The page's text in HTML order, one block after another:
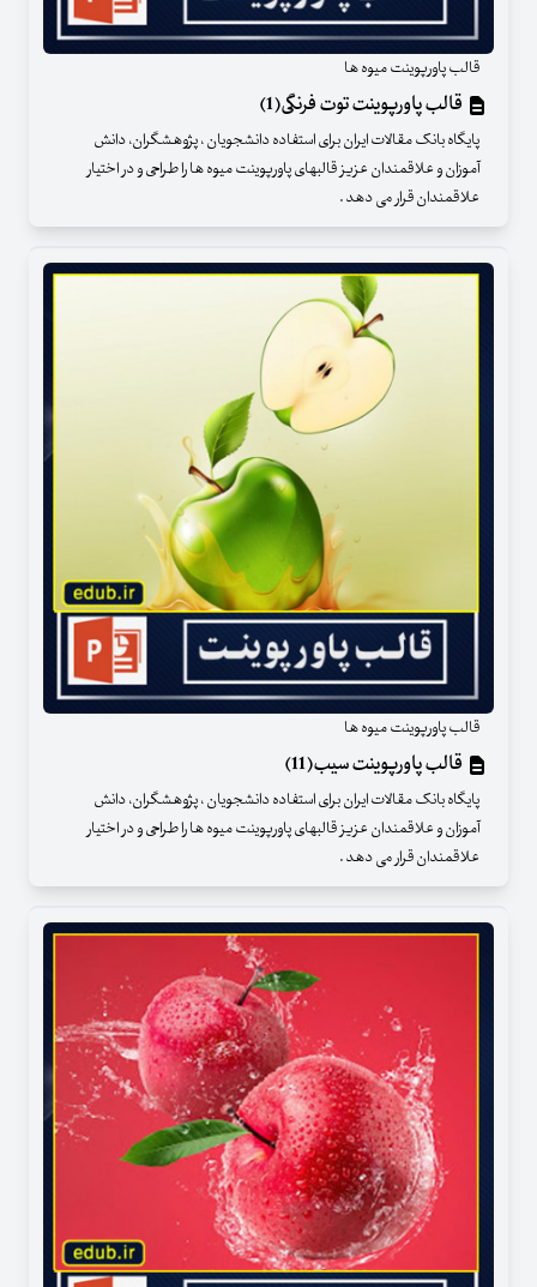
قالب پاورپوینت میوه ها
قالب پاورپوینت توت فرنگی(1)
پایگاه بانک مقالات ایران برای استفاده دانشجویان ، پژوهشگران، دانش
آموزان و علاقمندان عزیز قالبهای پاورپوینت میوه ها را طراحی و در اختیار
علاقمندان قرار می دهد .
قالب پاورپوینت میوه ها
قالب پاورپوینت سیب(11)
پایگاه بانک مقالات ایران برای استفاده دانشجویان ، پژوهشگران، دانش
آموزان و علاقمندان عزیز قالبهای پاورپوینت میوه ها را طراحی و در اختیار
علاقمندان قرار می دهد .